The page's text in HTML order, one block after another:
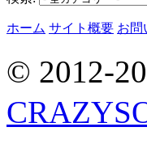
ホーム サイト概要 お問
© 2012-